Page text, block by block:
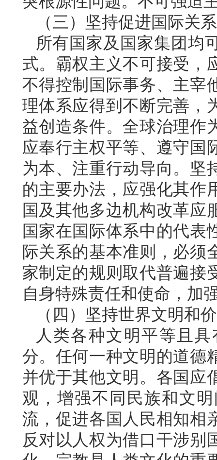
（三）坚持促进国际关
所有国家及国家集团均
式。霸权主义不可接受，
不得控制国际事务、主宰
理体系应得到不断完善，
益创造条件。全球治理作
应奉行主权平等、遵守国
为本、注重行动导向。坚
的主要办法，应强化其作
国及其他多边机构改革应
国家在国际体系中的代表
际关系的基本准则，必须
家制定的规则取代普遍接
自身特殊责任和使命，加
（四）坚持世界文明和
人类各种文明平等且
分。任何一种文明的道德
并优于其他文明。各国应
观，增强不同民族和文
流，促进各国人民相知相
反对以人权为借口干涉别